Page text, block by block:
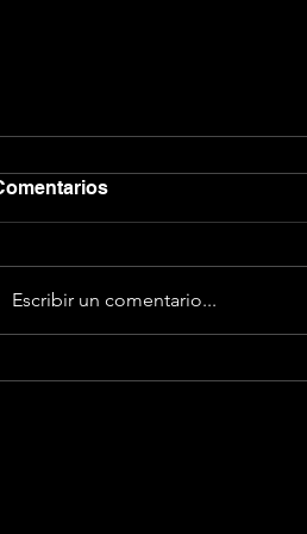
¡Aduéñate de tu marca!
Escribir un comentario...